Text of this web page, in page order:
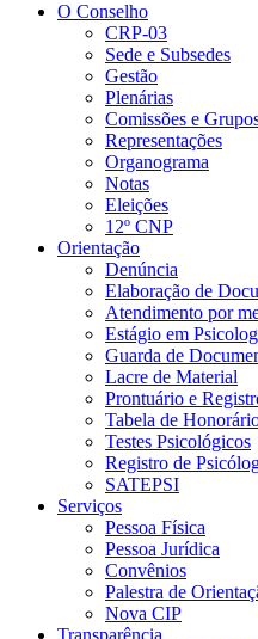
O Conselho
CRP-03
Sede e Subsedes
Gestão
Plenárias
Comissões e
Representações
Organograma
Notas
Eleições
12º CNP
Orientação
Denúncia
Elaboração de
Atendimento por
Estágio em
Guarda de
Lacre de Material
Prontuário e
Tabela de
Testes Psicológicos
Registro de
SATEPSI
Serviços
Pessoa Física
Pessoa Jurídica
Convênios
Palestra de
Nova CIP